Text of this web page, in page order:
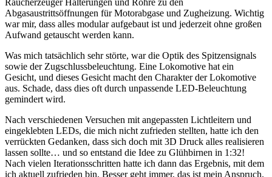
Raucherzeuger Halterungen und Rohre zu den
Abgasaustrittsöffnungen für Motorabgase und Zugheizung. Wichtig
war mir, dass alles modular aufgebaut ist und jederzeit ohne großen
Aufwand getauscht werden kann.
Was mich tatsächlich sehr störte, war die Optik des Spitzensignals
sowie der Zugschlussbeleuchtung. Eine Lokomotive hat ein
Gesicht, und dieses Gesicht macht den Charakter der Lokomotive
aus. Schade, dass dies oft durch unpassende LED-Beleuchtung
gemindert wird.
Nach verschiedenen Versuchen mit angepassten Lichtleitern und
eingeklebten LEDs, die mich nicht zufrieden stellten, hatte ich den
verrückten Gedanken, dass sich doch mit 3D Druck alles realisieren
lassen sollte… und so entstand die Idee zu Glühbirnen in 1:32!
Nach vielen Iterationsschritten hatte ich dann das Ergebnis, mit dem
ich aktuell zufrieden bin. Besser geht immer, das ist mein Anspruch.